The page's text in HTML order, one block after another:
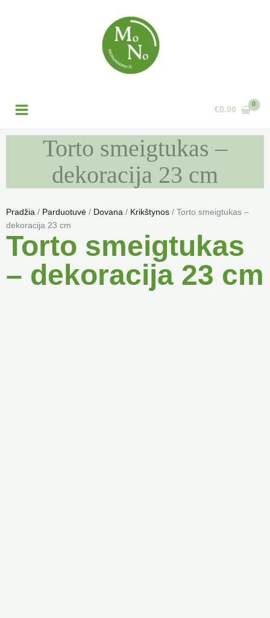
€0.00
Torto smeigtukas –
dekoracija 23 cm
Pradžia / Parduotuvė / Dovana / Krikštynos / Torto smeigtukas –
dekoracija 23 cm
Torto smeigtukas
– dekoracija 23 cm